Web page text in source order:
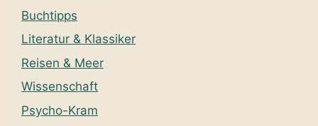
Buchtipps
Literatur & Klassiker
Reisen & Meer
Wissenschaft
Psycho-Kram